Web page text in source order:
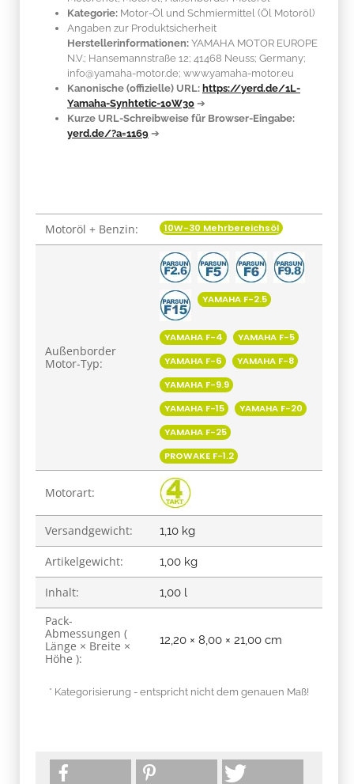
Kategorie: Motor-Öl und Schmiermittel (Öl Motoröl)
Angaben zur Produktsicherheit
Herstellerinformationen: YAMAHA MOTOR EUROPE
N.V.; Hansemannstraße 12; 41468 Neuss; Germany;
info@yamaha-motor.de; www.yamaha-motor.eu
Kanonische (offizielle) URL: https://yerd.de/1L-
Yamaha-Synhtetic-10W30 ➔
Kurze URL-Schreibweise für Browser-Eingabe:
yerd.de/?a=1169 ➔
Produkteigenschaft
Wert
Motoröl + Benzin: 10W-30 Mehrbereichsöl
Außenborder
Motor-Typ:
YAMAHA F-2.5
YAMAHA F-4
YAMAHA F-5
YAMAHA F-6
YAMAHA F-8
YAMAHA F-9.9
YAMAHA F-15
YAMAHA F-20
YAMAHA F-25
PROWAKE F-1.2
Motorart:
Versandgewicht: 1,10 kg
Artikelgewicht: 1,00 kg
Inhalt: 1,00 l
Pack-
Abmessungen (
Länge × Breite ×
Höhe ):
12,20 × 8,00 × 21,00 cm
* Kategorisierung - entspricht nicht dem genauen Maß!